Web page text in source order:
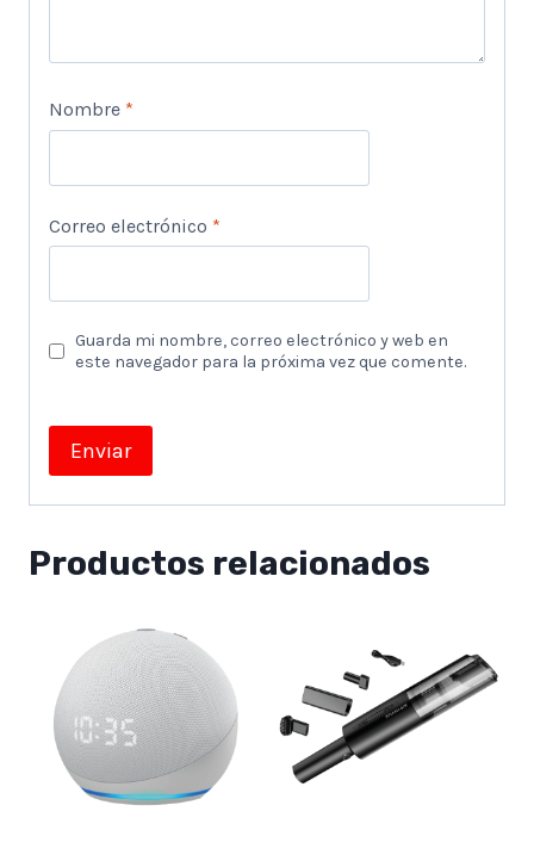
Nombre *
Correo electrónico *
Guarda mi nombre, correo electrónico y web en
este navegador para la próxima vez que comente.
Productos relacionados